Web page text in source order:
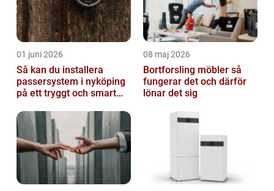
01 juni 2026
Så kan du installera
passersystem i nyköping
på ett tryggt och smart
08 maj 2026
Bortforsling möbler så
fungerar det och därför
lönar det sig